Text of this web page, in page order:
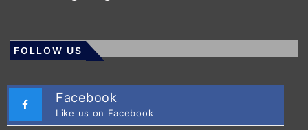
FOLLOW US
Facebook
Like us on Facebook